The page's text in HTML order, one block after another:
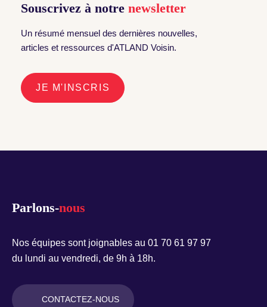
Souscrivez à notre newsletter
Un résumé mensuel des dernières nouvelles,
articles et ressources d'ATLAND Voisin.
JE M'INSCRIS
Parlons-nous
Nos équipes sont joignables au 01 70 61 97 97
du lundi au vendredi, de 9h à 18h.
CONTACTEZ-NOUS